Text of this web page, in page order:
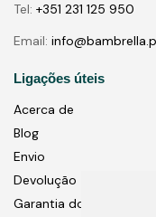
Tel: +351 231 125 950
Email:
Ligações úteis
Acerca de
Blog
Envio
Devolução
Garantia do Produto